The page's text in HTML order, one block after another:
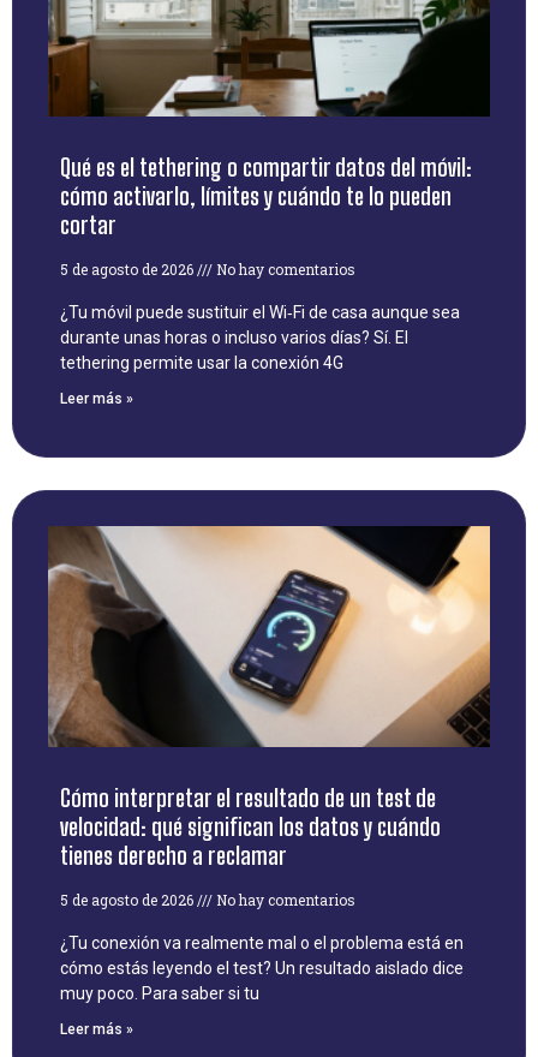
Qué es el tethering o compartir datos del móvil:
cómo activarlo, límites y cuándo te lo pueden
cortar
5 de agosto de 2026 No hay comentarios
¿Tu móvil puede sustituir el Wi‑Fi de casa aunque sea
durante unas horas o incluso varios días? Sí. El
tethering permite usar la conexión 4G
Leer más »
Cómo interpretar el resultado de un test de
velocidad: qué significan los datos y cuándo
tienes derecho a reclamar
5 de agosto de 2026 No hay comentarios
¿Tu conexión va realmente mal o el problema está en
cómo estás leyendo el test? Un resultado aislado dice
muy poco. Para saber si tu
Leer más »